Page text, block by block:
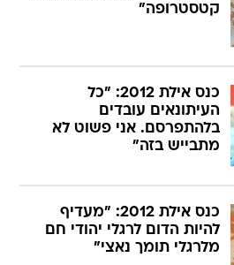
קטסטרופה"
כנס אילת 2012: "כל
העיתונאים עובדים
בלהתפרסם. אני פשוט לא
מתבייש בזה"
כנס אילת 2012: "מעדיף
להיות הדום לרגלי יהודי חם
מלרגלי תומך נאצי"